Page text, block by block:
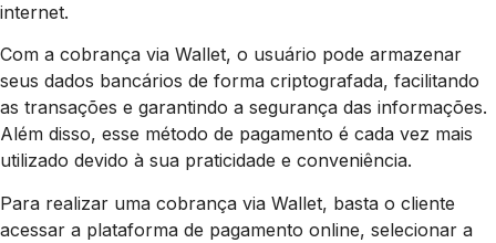
internet.
Com a cobrança via Wallet, o usuário pode armazenar
seus dados bancários de forma criptografada, facilitando
as transações e garantindo a segurança das informações.
Além disso, esse método de pagamento é cada vez mais
utilizado devido à sua praticidade e conveniência.
Para realizar uma cobrança via Wallet, basta o cliente
acessar a plataforma de pagamento online, selecionar a